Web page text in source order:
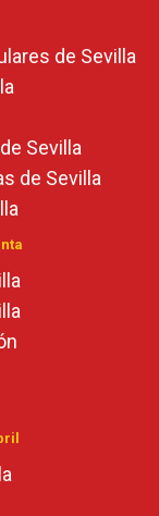
de Sevilla
Sevilla
de Sevilla